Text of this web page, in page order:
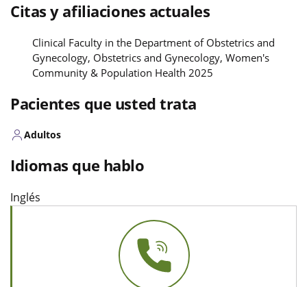
Citas y afiliaciones actuales
Clinical Faculty in the Department of Obstetrics and
Gynecology, Obstetrics and Gynecology, Women's
Community & Population Health 2025
Pacientes que usted trata
Adultos
Idiomas que hablo
Inglés